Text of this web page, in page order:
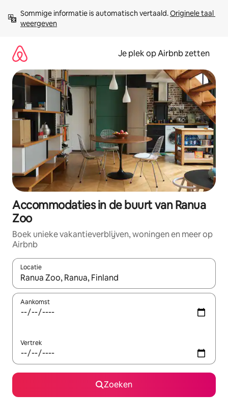
direct
naar
Sommige informatie is automatisch vertaald. Originele taal
weergeven
Je plek op Airbnb zetten
Accommodaties in de buurt van Ranua
Zoo
Boek unieke vakantieverblijven, woningen en meer op
Airbnb
Locatie
Wanneer er resultaten beschikbaar zijn, maak je een keuze
Aankomst
Vertrek
Zoeken